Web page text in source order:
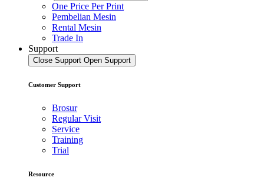
One Price Per Print
Pembelian Mesin
Rental Mesin
Trade In
Support
Close Support Open Support
Customer Support
Brosur
Regular Visit
Service
Training
Trial
Resource